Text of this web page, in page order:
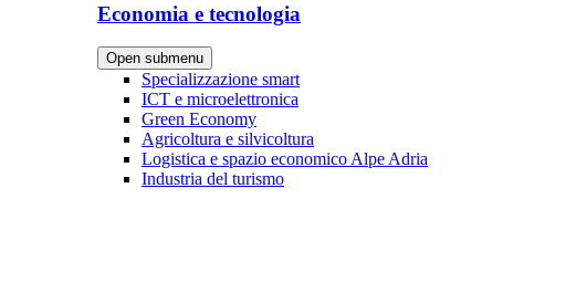
Economia e tecnologia
Open submenu
Specializzazione smart
ICT e microelettronica
Green Economy
Agricoltura e silvicoltura
Logistica e spazio economico Alpe Adria
Industria del turismo